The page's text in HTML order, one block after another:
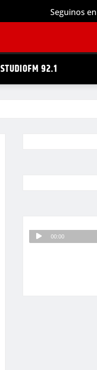
Seguinos
STUDIOFM 92.1